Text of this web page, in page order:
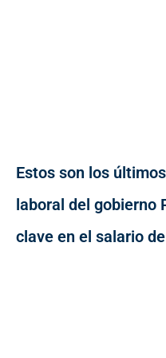
Estos son los
laboral del gobierno
clave en el salario